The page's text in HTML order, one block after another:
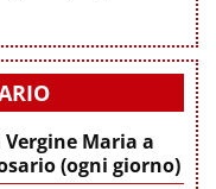
Maria a
(ogni giorno)